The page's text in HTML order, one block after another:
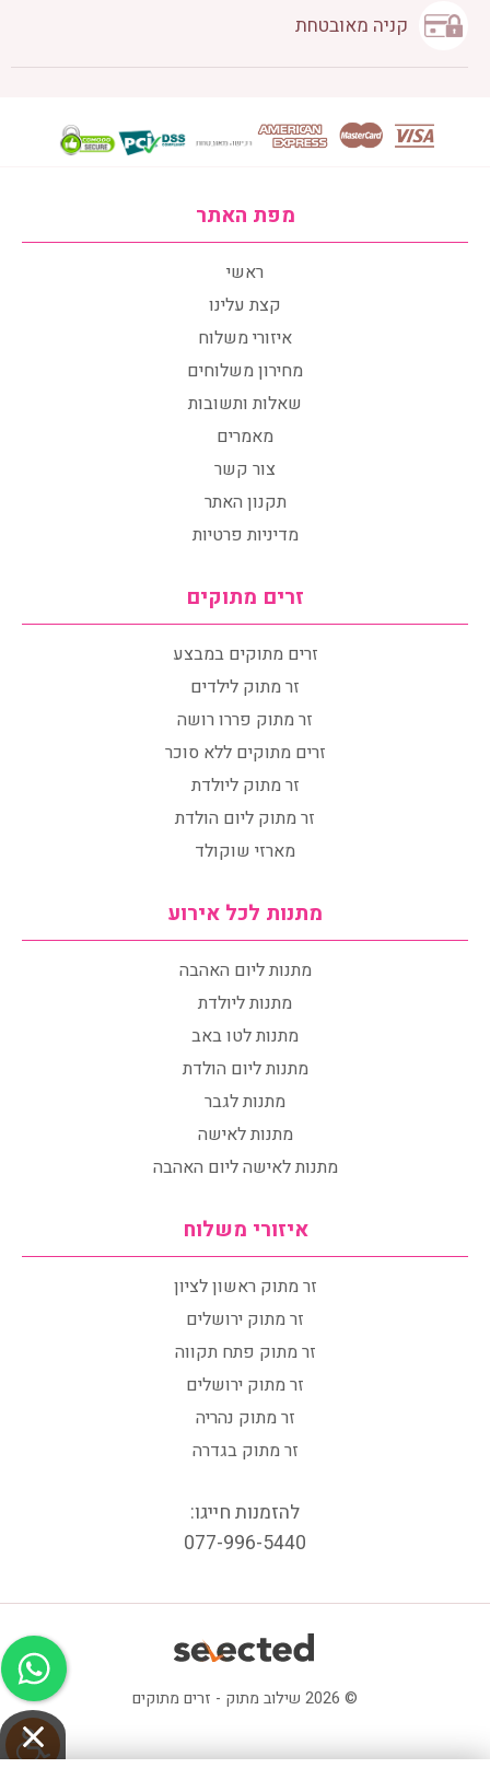
קניה מאובטחת
מפת האתר
ראשי
קצת עלינו
איזורי משלוח
מחירון משלוחים
שאלות ותשובות
מאמרים
צור קשר
תקנון האתר
מדיניות פרטיות
זרים מתוקים
זרים מתוקים במבצע
זר מתוק לילדים
זר מתוק פררו רושה
זרים מתוקים ללא סוכר
זר מתוק ליולדת
זר מתוק ליום הולדת
מארזי שוקולד
מתנות לכל אירוע
מתנות ליום האהבה
מתנות ליולדת
מתנות לטו באב
מתנות ליום הולדת
מתנות לגבר
מתנות לאישה
מתנות לאישה ליום האהבה
איזורי משלוח
זר מתוק ראשון לציון
זר מתוק ירושלים
זר מתוק פתח תקווה
זר מתוק ירושלים
זר מתוק נהריה
זר מתוק בגדרה
להזמנות חייגו:
077-996-5440
© 2026 שילוב מתוק - זרים מתוקים